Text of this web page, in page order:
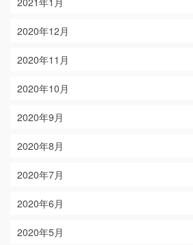
2020年12月
2020年11月
2020年10月
2020年9月
2020年8月
2020年7月
2020年6月
2020年5月